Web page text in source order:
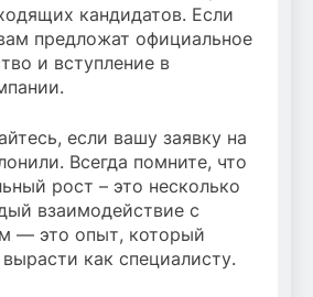
кандидатов. Если
предложат официальное
и вступление в
если вашу заявку на
Всегда помните, что
рост – это несколько
взаимодействие с
— это опыт, который
как специалисту.